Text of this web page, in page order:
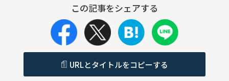
この記事をシェアする
URLとタイトルをコピーする